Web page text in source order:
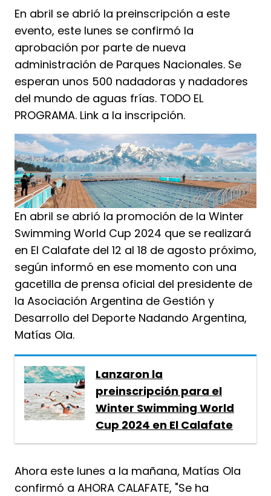
En abril se abrió la preinscripción a este
evento, este lunes se confirmó la
aprobación por parte de nueva
administración de Parques Nacionales. Se
esperan unos 500 nadadoras y nadadores
del mundo de aguas frías. TODO EL
PROGRAMA. Link a la inscripción.
En abril se abrió la promoción de la Winter
Swimming World Cup 2024 que se realizará
en El Calafate del 12 al 18 de agosto próximo,
según informó en ese momento con una
gacetilla de prensa oficial del presidente de
la Asociación Argentina de Gestión y
Desarrollo del Deporte Nadando Argentina,
Matías Ola.
Lanzaron la
preinscripción para el
Winter Swimming World
Cup 2024 en El Calafate
Ahora este lunes a la mañana, Matías Ola
confirmó a AHORA CALAFATE, "Se ha